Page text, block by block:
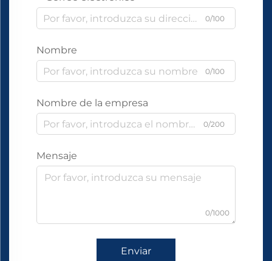
0/100
Nombre
0/100
Nombre de la empresa
0/200
Mensaje
0/1000
Enviar